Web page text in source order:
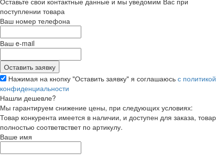
поступлении товара
Ваш номер телефона
Ваш e-mail
Нажимая на кнопку "Оставить заявку" я соглашаюсь с политикой
конфиденциальности
Нашли дешевле?
Мы гарантируем снижение цены, при следующих условиях:
Товар конкурента имеется в наличии, и доступен для заказа, товар
полностью соответвствет по артикулу.
Ваше имя